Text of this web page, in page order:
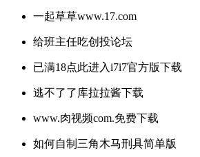
一起草草www.17.com
给班主任吃创投论坛
已满18点此进入i7i7官方版下载
逃不了了库拉拉酱下载
www.肉视频com.免费下载
如何自制三角木马刑具简单版